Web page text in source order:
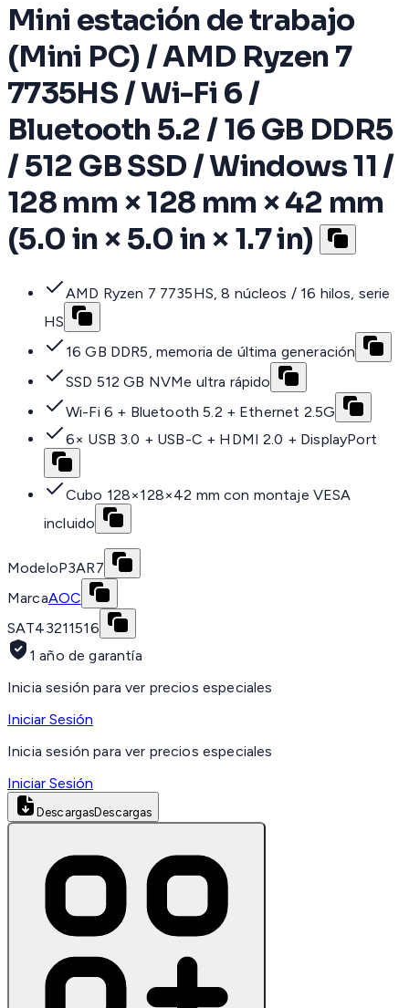
Mini estación de trabajo
(Mini PC) / AMD Ryzen 7
7735HS / Wi-Fi 6 /
Bluetooth 5.2 / 16 GB DDR5
/ 512 GB SSD / Windows 11 /
128 mm × 128 mm × 42 mm
(5.0 in × 5.0 in × 1.7 in)
AMD Ryzen 7 7735HS, 8 núcleos / 16 hilos, serie
HS
16 GB DDR5, memoria de última generación
SSD 512 GB NVMe ultra rápido
Wi-Fi 6 + Bluetooth 5.2 + Ethernet 2.5G
6× USB 3.0 + USB-C + HDMI 2.0 + DisplayPort
Cubo 128×128×42 mm con montaje VESA
incluido
ModeloP3AR7
MarcaAOC
SAT43211516
1 año de garantía
Inicia sesión para ver precios especiales
Iniciar Sesión
Inicia sesión para ver precios especiales
Iniciar Sesión
DescargasDescargas